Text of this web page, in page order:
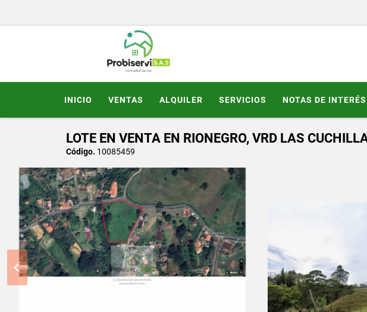
INICIO VENTAS ALQUILER SERVICIOS NOTAS DE INTERÉS
LOTE EN VENTA EN RIONEGRO, VRD LAS
Código. 10085459